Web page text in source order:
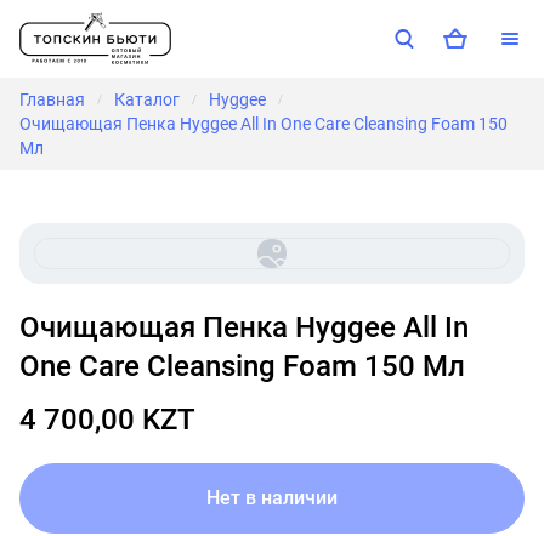
Главная / Каталог / Hyggee /
Очищающая Пенка Hyggee All In One Care Cleansing Foam 150
Мл
Очищающая Пенка Hyggee All In
One Care Cleansing Foam 150 Мл
4 700,00 KZT
Нет в наличии